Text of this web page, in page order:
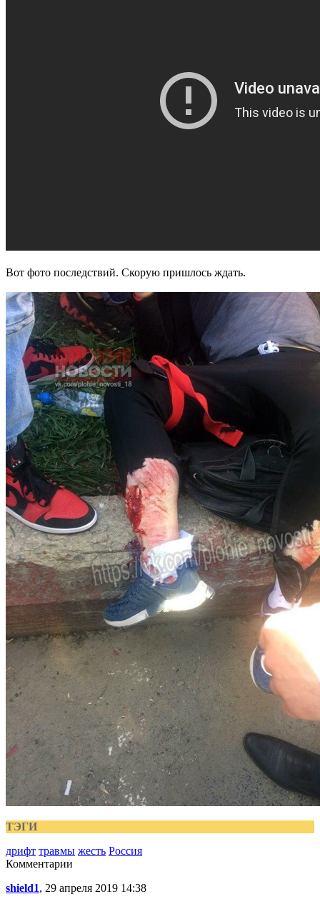
Вот фото последствий. Скорую пришлось ждать.
ТЭГИ
дрифт травмы жесть Россия
Комментарии
shield1, 29 апреля 2019 14:38